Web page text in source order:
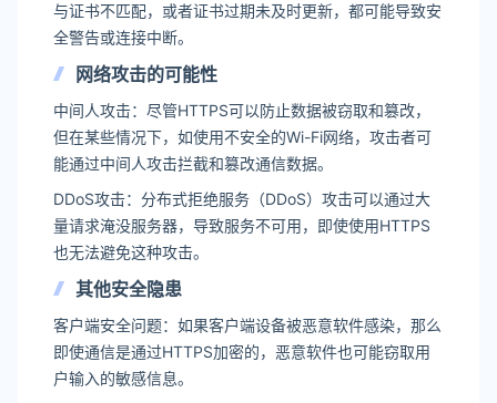
与证书不匹配，或者证书过期未及时更新，都可能导致安
全警告或连接中断。
网络攻击的可能性
中间人攻击：尽管HTTPS可以防止数据被窃取和篡改，
但在某些情况下，如使用不安全的Wi-Fi网络，攻击者可
能通过中间人攻击拦截和篡改通信数据。
DDoS攻击：分布式拒绝服务（DDoS）攻击可以通过大
量请求淹没服务器，导致服务不可用，即使使用HTTPS
也无法避免这种攻击。
其他安全隐患
客户端安全问题：如果客户端设备被恶意软件感染，那么
即使通信是通过HTTPS加密的，恶意软件也可能窃取用
户输入的敏感信息。